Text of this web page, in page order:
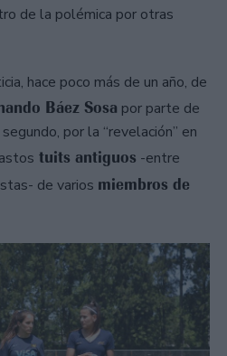
de la polémica por otras
hace poco más de un año, de
Báez Sosa por parte de
por la “revelación” en
tuits antiguos -entre
de varios miembros de